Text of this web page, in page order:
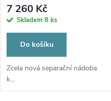
7 260 Kč
Skladem 8 ks
Do košíku
Zcela nová separační nádoba
k...